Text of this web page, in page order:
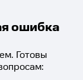
ошибка
Готовы